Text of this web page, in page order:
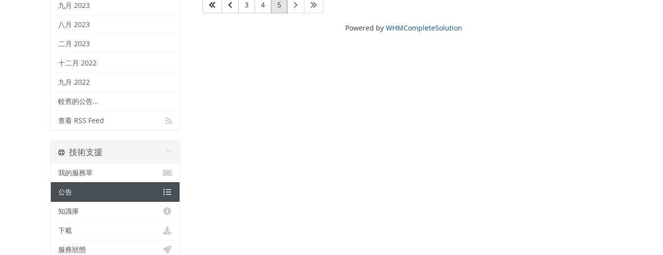
九月 2023
八月 2023
二月 2023
十二月 2022
九月 2022
較舊的公告...
查看 RSS Feed
3 4 5
Powered by WHMCompleteSolution
技術支援
我的服務單
公告
知識庫
下載
服務狀態